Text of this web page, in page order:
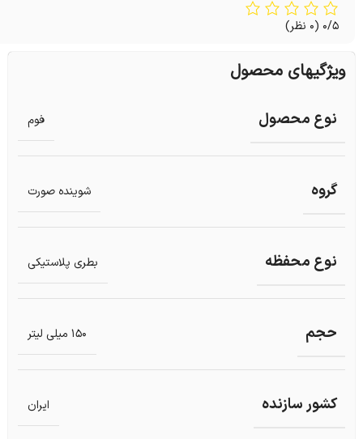
0/5 (0 نظر)
ویژگیهای محصول
نوع محصول فوم
گروه شوینده صورت
نوع محفظه بطری پلاستیکی
حجم 150 میلی لیتر
کشور سازنده ایران